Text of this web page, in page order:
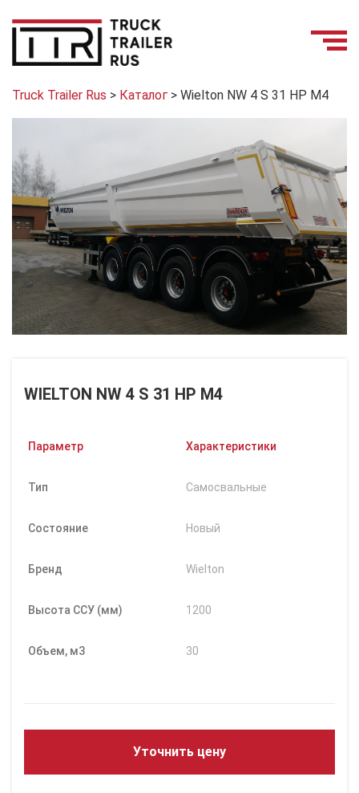
Truck Trailer Rus > Каталог > Wielton NW 4 S 31 HP M4
WIELTON NW 4 S 31 HP M4
Параметр Характеристики
Тип Самосвальные
Состояние Новый
Бренд Wielton
Высота ССУ (мм) 1200
Объем, м3 30
Уточнить цену